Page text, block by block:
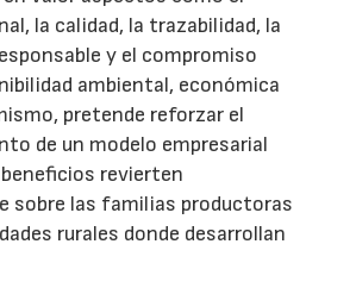
la calidad, la trazabilidad, la
y el compromiso
ambiental, económica
pretende reforzar el
de un modelo empresarial
revierten
sobre las familias productoras
rurales donde desarrollan